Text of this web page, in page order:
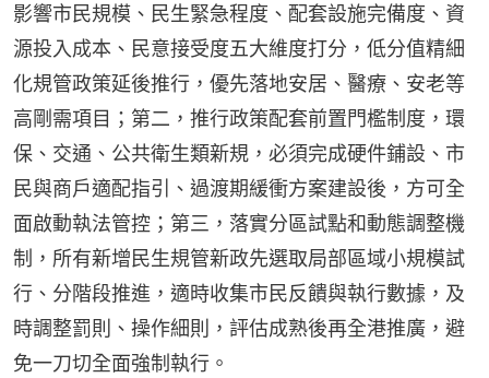
影響市民規模、民生緊急程度、配套設施完備度、資
源投入成本、民意接受度五大維度打分，低分值精細
化規管政策延後推行，優先落地安居、醫療、安老等
高剛需項目；第二，推行政策配套前置門檻制度，環
保、交通、公共衛生類新規，必須完成硬件鋪設、市
民與商戶適配指引、過渡期緩衝方案建設後，方可全
面啟動執法管控；第三，落實分區試點和動態調整機
制，所有新增民生規管新政先選取局部區域小規模試
行、分階段推進，適時收集市民反饋與執行數據，及
時調整罰則、操作細則，評估成熟後再全港推廣，避
免一刀切全面強制執行。